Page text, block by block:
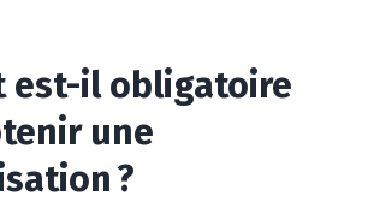
est-il obligatoire
une
?